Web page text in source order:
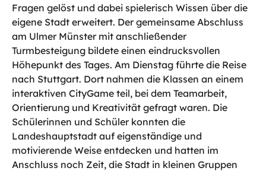
Fragen gelöst und dabei spielerisch Wissen über die
eigene Stadt erweitert. Der gemeinsame Abschluss
am Ulmer Münster mit anschließender
Turmbesteigung bildete einen eindrucksvollen
Höhepunkt des Tages. Am Dienstag führte die Reise
nach Stuttgart. Dort nahmen die Klassen an einem
interaktiven CityGame teil, bei dem Teamarbeit,
Orientierung und Kreativität gefragt waren. Die
Schülerinnen und Schüler konnten die
Landeshauptstadt auf eigenständige und
motivierende Weise entdecken und hatten im
Anschluss noch Zeit, die Stadt in kleinen Gruppen